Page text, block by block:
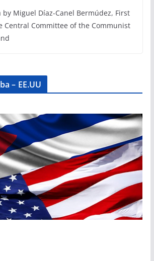
Miguel Díaz-Canel Bermúdez, First
Central Committee of the Communist
– EE.UU